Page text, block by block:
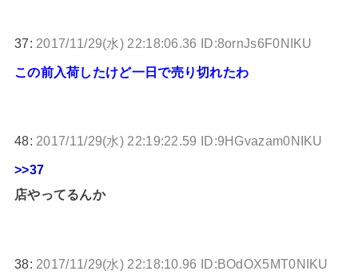
37: 2017/11/29(水) 22:18:06.36 ID:8ornJs6F0NIKU
この前入荷したけど一日で売り切れたわ
48: 2017/11/29(水) 22:19:22.59 ID:9HGvazam0NIKU
>>37
店やってるんか
38: 2017/11/29(水) 22:18:10.96 ID:BOdOX5MT0NIKU